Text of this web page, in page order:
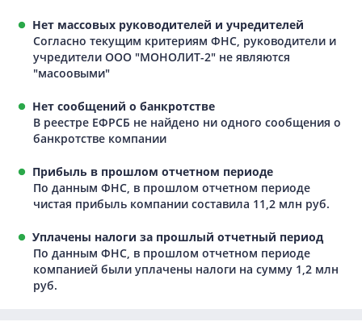
Нет массовых руководителей и учредителей
Согласно текущим критериям ФНС, руководители и
учредители ООО "МОНОЛИТ-2" не являются
"масоовыми"
Нет сообщений о банкротстве
В реестре ЕФРСБ не найдено ни одного сообщения о
банкротстве компании
Прибыль в прошлом отчетном периоде
По данным ФНС, в прошлом отчетном периоде
чистая прибыль компании составила 11,2 млн руб.
Уплачены налоги за прошлый отчетный период
По данным ФНС, в прошлом отчетном периоде
компанией были уплачены налоги на сумму 1,2 млн
руб.